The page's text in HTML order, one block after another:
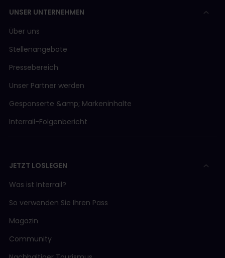
UNSER UNTERNEHMEN
Über uns
Stellenangebote
Pressebereich
Unser Partner werden
Gesponserte &amp; Markeninhalte
Interrail-Folgenbericht
JETZT LOSLEGEN
Was ist Interrail?
So verwenden Sie Ihren Pass
Magazin
Community